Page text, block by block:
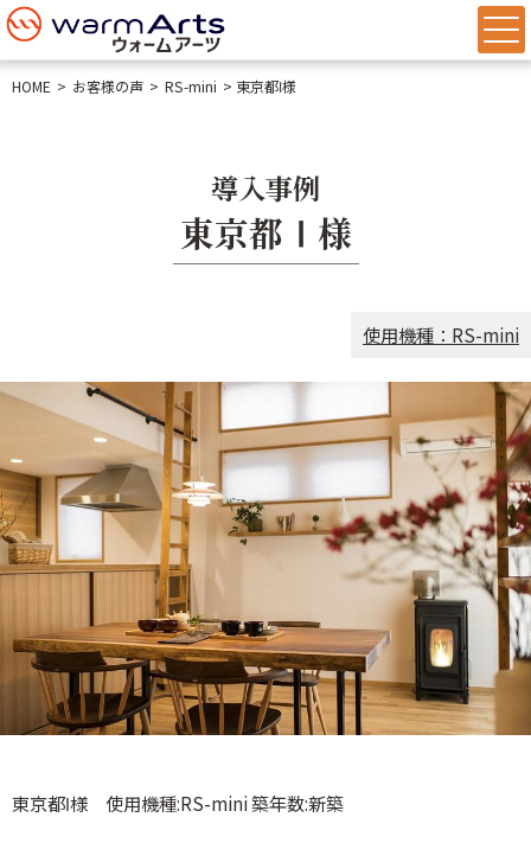
HOME お客様の声 RS-mini 東京都Ⅰ様
導入事例
東京都Ⅰ様
使用機種：RS-mini
東京都Ⅰ様 使用機種:RS-mini 築年数:新築